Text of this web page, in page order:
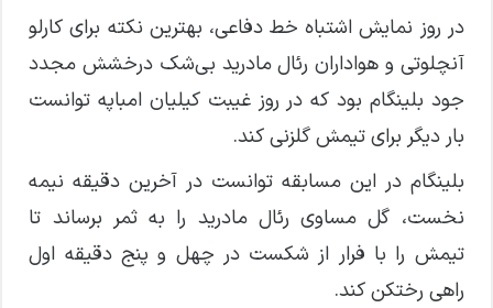
در روز نمایش اشتباه خط دفاعی، بهترین نکته برای کارلو
آنچلوتی و هواداران رئال مادرید بی‌شک درخشش مجدد
جود بلینگام بود که در روز غیبت کیلیان امباپه توانست
بار دیگر برای تیمش‌ گلزنی کند‌.
بلینگام در این مسابقه توانست در آخرین دقیقه نیمه
نخست، گل مساوی رئال مادرید را به ثمر برساند تا
تیمش را با فرار از شکست در چهل و پنج دقیقه اول
راهی رختکن کند.